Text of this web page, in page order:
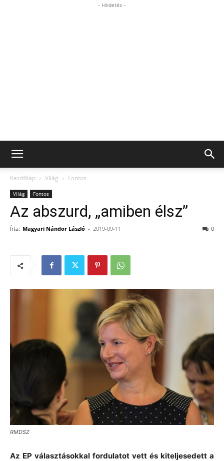
- Hirdetés -
Kezdőlap Világ Fontos
Világ Fontos
Az abszurd, „amiben élsz”
Írta: Magyari Nándor László - 2019-09-11 0
RMDSZ
Az EP választásokkal fordulatot vett és kiteljesedett a